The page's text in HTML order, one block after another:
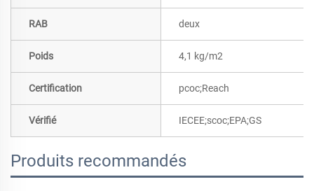
RAB deux
Poids 4,1 kg/m2
Certification pcoc;Reach
Vérifié IECEE;scoc;EPA;GS
Produits recommandés